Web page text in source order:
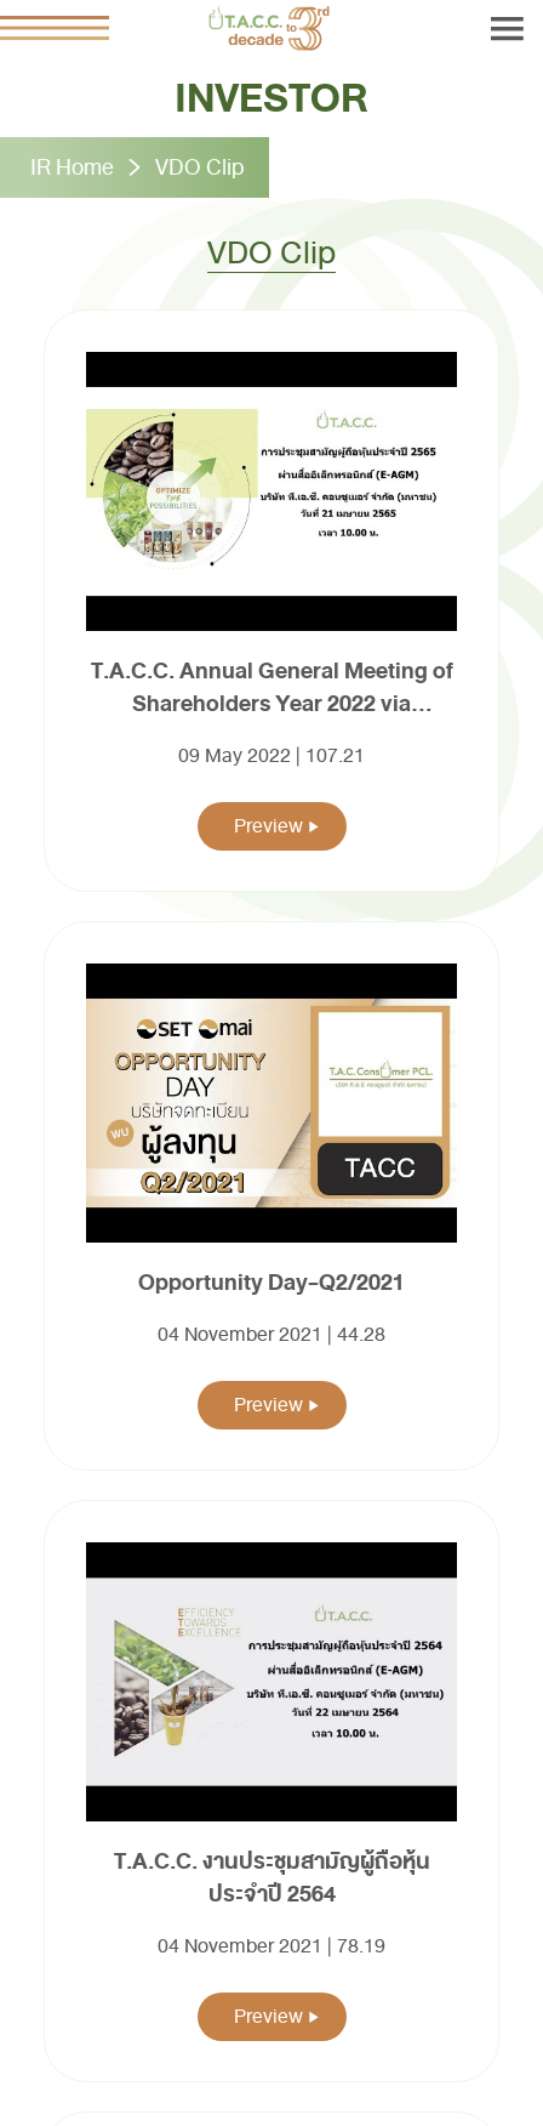
INVESTOR
IR Home VDO Clip
VDO Clip
T.A.C.C. Annual General Meeting of
Shareholders Year 2022 via
electronic media (E-AGM)
09 May 2022 | 107.21
Preview
Opportunity Day-Q2/2021
04 November 2021 | 44.28
Preview
T.A.C.C. งานประชุมสามัญผู้ถือหุ้น
ประจำปี 2564
04 November 2021 | 78.19
Preview